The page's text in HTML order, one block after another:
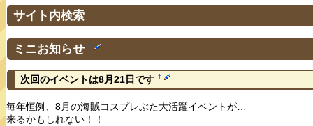
サイト内検索
ミニお知らせ †
次回のイベントは8月21日です †
毎年恒例、8月の海賊コスプレぶた大活躍イベントが…
来るかもしれない！！